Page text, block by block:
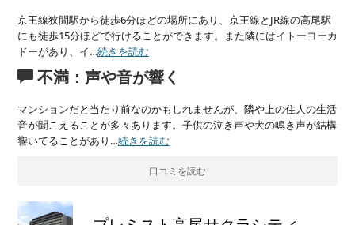
京王線狭間駅から徒歩6分ほどの場所にあり、京王線とJR線の高尾駅
にも徒歩15分ほどで行けることができます。また隣にはイトーヨーカ
ドーがあり、イ…続きを読む
不満：声や音が響く
マンションだと当たり前なのかもしれませんが、隣や上の住人の生活
音が聞こえることが多々あります。子供の泣き声や犬の鳴き声が結構
響いてることがあり…続きを読む
口コミを読む